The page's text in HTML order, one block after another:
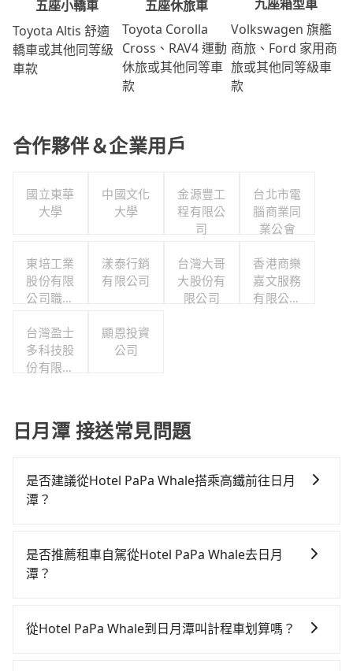
五座小轎車
Toyota Altis 舒適
轎車或其他同等級
車款
五座休旅車
Toyota Corolla
Cross、RAV4 運動
休旅或其他同等車
款
九座箱型車
Volkswagen 旗艦
商旅、Ford 家用商
旅或其他同等級車
款
合作夥伴＆企業用戶
國立東華
大學
中國文化
大學
金源豐工
程有限公
司
台北市電
腦商業同
業公會
東培工業
股份有限
公司職工
會
漾泰行銷
有限公司
台灣大哥
大股份有
限公司
香港商樂
嘉文服務
有限公司
台灣盈士
多科技股
份有限公
顯恩投資
公司
日月潭 接送常見問題
是否建議從Hotel PaPa Whale搭乘高鐵前往日月
潭？
貴、費時！從最早06:26一直到23:00，台北-台中一天最
多有102班次高鐵可搭乘。假設從Hotel PaPa Whale
進站、現場購票並於月台排隊的時間約25分鐘，再乘坐
是否推薦租車自駕從Hotel PaPa Whale去日月
潭？
時不需要閉目養神（因為要自己開車），最重要的是你
從Hotel PaPa Whale到日月潭叫計程車划算嗎？